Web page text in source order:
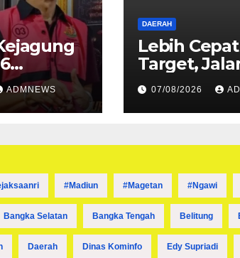
dan
ADMNEWS
DAERAH
Lebih
Target,
Veteran
Lulut
07/08/2026
#madiun #magetan #ngawi
Bangka Selatan Bangka Tengah Belitung
Daerah Dinas Kominfo Edy Supriadi